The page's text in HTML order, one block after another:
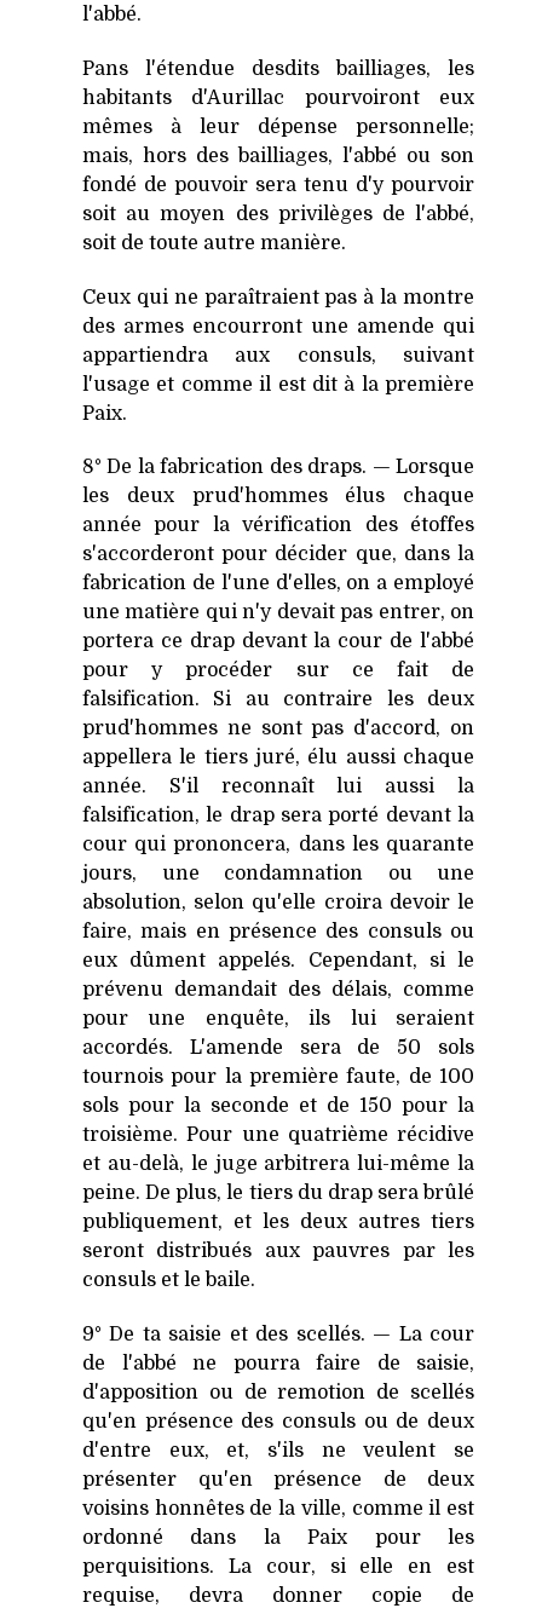
l'abbé.
Pans l'étendue desdits bailliages, les
habitants d'Aurillac pourvoiront eux
mêmes à leur dépense personnelle;
mais, hors des bailliages, l'abbé ou son
fondé de pouvoir sera tenu d'y pourvoir
soit au moyen des privilèges de l'abbé,
soit de toute autre manière.
Ceux qui ne paraîtraient pas à la montre
des armes encourront une amende qui
appartiendra aux consuls, suivant
l'usage et comme il est dit à la première
Paix.
8° De la fabrication des draps. — Lorsque
les deux prud'hommes élus chaque
année pour la vérification des étoffes
s'accorderont pour décider que, dans la
fabrication de l'une d'elles, on a employé
une matière qui n'y devait pas entrer, on
portera ce drap devant la cour de l'abbé
pour y procéder sur ce fait de
falsification. Si au contraire les deux
prud'hommes ne sont pas d'accord, on
appellera le tiers juré, élu aussi chaque
année. S'il reconnaît lui aussi la
falsification, le drap sera porté devant la
cour qui prononcera, dans les quarante
jours, une condamnation ou une
absolution, selon qu'elle croira devoir le
faire, mais en présence des consuls ou
eux dûment appelés. Cependant, si le
prévenu demandait des délais, comme
pour une enquête, ils lui seraient
accordés. L'amende sera de 50 sols
tournois pour la première faute, de 100
sols pour la seconde et de 150 pour la
troisième. Pour une quatrième récidive
et au-delà, le juge arbitrera lui-même la
peine. De plus, le tiers du drap sera brûlé
publiquement, et les deux autres tiers
seront distribués aux pauvres par les
consuls et le baile.
9° De ta saisie et des scellés. — La cour
de l'abbé ne pourra faire de saisie,
d'apposition ou de remotion de scellés
qu'en présence des consuls ou de deux
d'entre eux, et, s'ils ne veulent se
présenter qu'en présence de deux
voisins honnêtes de la ville, comme il est
ordonné dans la Paix pour les
perquisitions. La cour, si elle en est
requise, devra donner copie de